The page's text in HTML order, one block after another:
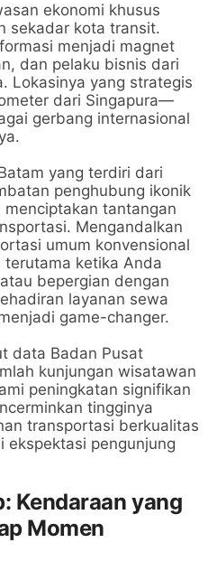
ekonomi khusus
sekadar kota transit.
menjadi magnet
dan pelaku bisnis dari
Lokasinya yang strategis
dari Singapura—
gerbang internasional
yang terdiri dari
penghubung ikonik
tantangan
Mengandalkan
umum konvensional
ketika Anda
bepergian dengan
layanan sewa
game-changer.
data Badan Pusat
kunjungan wisatawan
peningkatan signifikan
tingginya
transportasi berkualitas
ekspektasi pengunjung
Kendaraan yang
Momen